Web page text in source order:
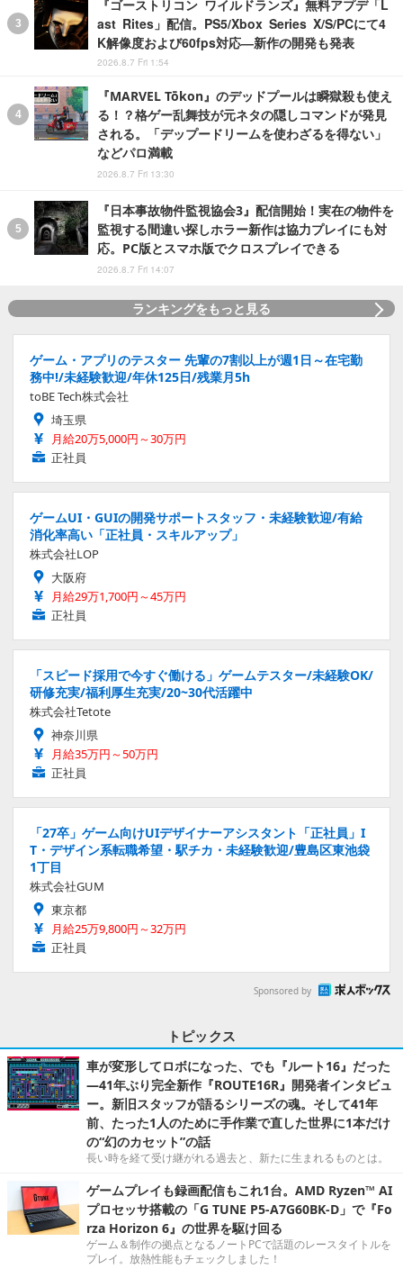
『ゴーストリコン ワイルドランズ』無料アプデ「L
ast Rites」配信。PS5/Xbox Series X/S/PCにて4
K解像度および60fps対応―新作の開発も発表
2026.8.7 Fri 1:54
『MARVEL Tōkon』のデッドプールは瞬獄殺も使え
る！？格ゲー乱舞技が元ネタの隠しコマンドが発見
される。「デップードリームを使わざるを得ない」
などパロ満載
2026.8.7 Fri 13:30
『日本事故物件監視協会3』配信開始！実在の物件を
監視する間違い探しホラー新作は協力プレイにも対
応。PC版とスマホ版でクロスプレイできる
2026.8.7 Fri 14:07
ランキングをもっと見る
ゲーム・アプリのテスター 先輩の7割以上が週1日～在宅勤
務中!/未経験歓迎/年休125日/残業月5h
toBE Tech株式会社
埼玉県
月給20万5,000円～30万円
正社員
ゲームUI・GUIの開発サポートスタッフ・未経験歓迎/有給
消化率高い「正社員・スキルアップ」
株式会社LOP
大阪府
月給29万1,700円～45万円
正社員
「スピード採用で今すぐ働ける」ゲームテスター/未経験OK/
研修充実/福利厚生充実/20~30代活躍中
株式会社Tetote
神奈川県
月給35万円～50万円
正社員
「27卒」ゲーム向けUIデザイナーアシスタント「正社員」I
T・デザイン系転職希望・駅チカ・未経験歓迎/豊島区東池袋
1丁目
株式会社GUM
東京都
月給25万9,800円～32万円
正社員
Sponsored by
トピックス
車が変形してロボになった、でも『ルート16』だった
―41年ぶり完全新作『ROUTE16R』開発者インタビュ
ー。新旧スタッフが語るシリーズの魂。そして41年
前、たった1人のために手作業で直した世界に1本だけ
の“幻のカセット”の話
長い時を経て受け継がれる過去と、新たに生まれるものとは。
ゲームプレイも録画配信もこれ1台。AMD Ryzen™ AI
プロセッサ搭載の「G TUNE P5-A7G60BK-D」で『Fo
rza Horizon 6』の世界を駆け回る
ゲーム＆制作の拠点となるノートPCで話題のレースタイトルを
プレイ。放熱性能もチェックしました！